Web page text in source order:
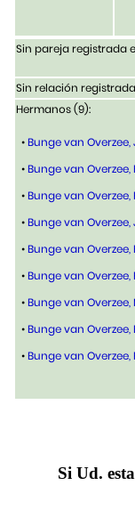
Sin pareja registrada
Sin relación
Hermanos (9):
•Bunge van
•Bunge van
•Bunge van Overzee,
•Bunge van
•Bunge van Overzee,
•Bunge van Overzee,
•Bunge van Overzee,
•Bunge van Overzee,
•Bunge van
Si Ud.